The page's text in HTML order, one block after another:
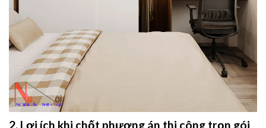
2. Lợi ích khi chốt phương án thi công trọn gói